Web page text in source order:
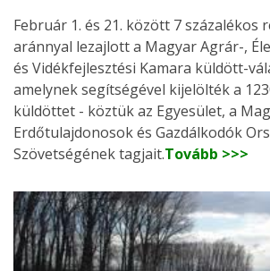
Február 1. és 21. között 7 százalékos
aránnyal lezajlott a Magyar Agrár-,
és Vidékfejlesztési Kamara küldött-
amelynek segítségével kijelölték a
küldöttet - köztük az Egyesület, a
Erdőtulajdonosok és Gazdálkodók
Szövetségének tagjait.Tovább >>>